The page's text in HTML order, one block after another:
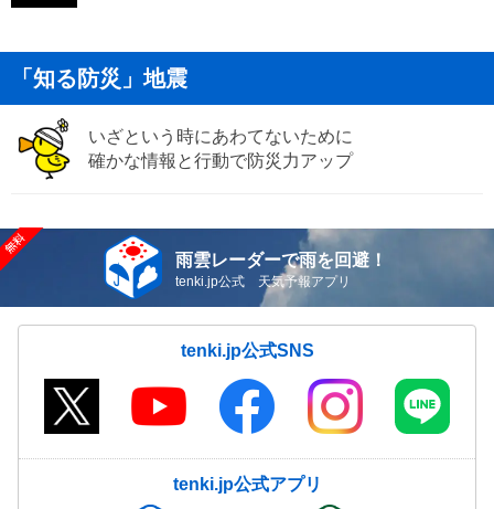
「知る防災」地震
いざという時にあわてないために
確かな情報と行動で防災力アップ
雨雲レーダーで雨を回避！
tenki.jp公式 天気予報アプリ
tenki.jp公式SNS
tenki.jp公式アプリ